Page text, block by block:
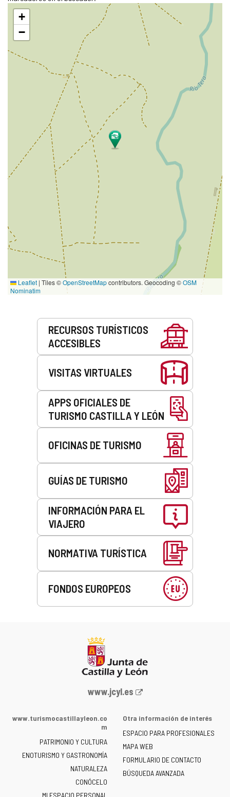
Saltar
mapa
+
−
Leaflet | Tiles ©OpenStreetMapcontributors. Geocoding ©OSM
Nominatim
RECURSOS TURÍSTICOS
ACCESIBLES
VISITAS VIRTUALES
APPS OFICIALES DE
TURISMO CASTILLA Y LEÓN
OFICINAS DE TURISMO
GUÍAS DE TURISMO
INFORMACIÓN PARA EL
VIAJERO
NORMATIVA TURÍSTICA
FONDOS EUROPEOS
Portal
la
de
Castilla
y
León
-
www.jcyl.es
www.turismocastillayleon.co
m
PATRIMONIO Y CULTURA
ENOTURISMO Y GASTRONOMÍA
NATURALEZA
CONÓCELO
MI ESPACIO PERSONAL
Otra información de interés
ESPACIO PARA PROFESIONALES
MAPA WEB
FORMULARIO DE CONTACTO
BÚSQUEDA AVANZADA